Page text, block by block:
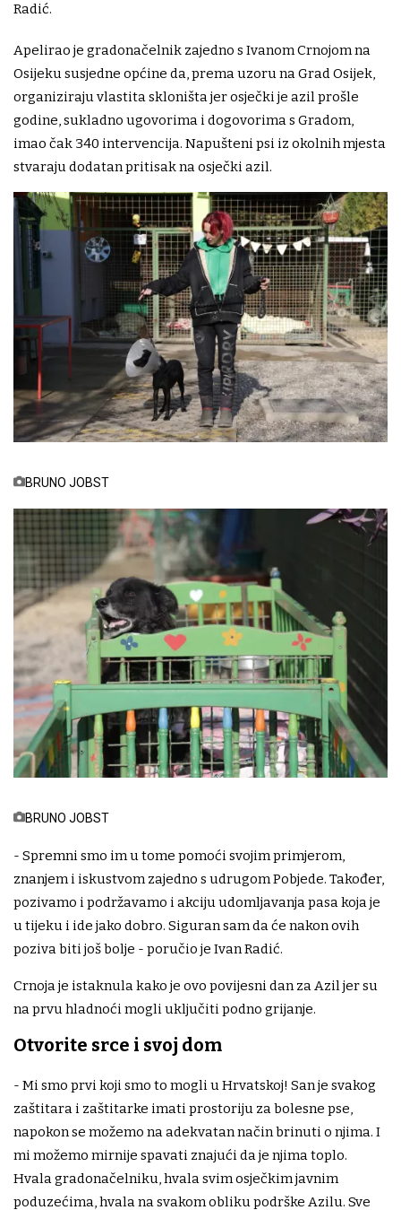
Radić.
Apelirao je gradonačelnik zajedno s Ivanom Crnojom na
Osijeku susjedne općine da, prema uzoru na Grad Osijek,
organiziraju vlastita skloništa jer osječki je azil prošle
godine, sukladno ugovorima i dogovorima s Gradom,
imao čak 340 intervencija. Napušteni psi iz okolnih mjesta
stvaraju dodatan pritisak na osječki azil.
BRUNO JOBST
BRUNO JOBST
- Spremni smo im u tome pomoći svojim primjerom,
znanjem i iskustvom zajedno s udrugom Pobjede. Također,
pozivamo i podržavamo i akciju udomljavanja pasa koja je
u tijeku i ide jako dobro. Siguran sam da će nakon ovih
poziva biti još bolje - poručio je Ivan Radić.
Crnoja je istaknula kako je ovo povijesni dan za Azil jer su
na prvu hladnoći mogli uključiti podno grijanje.
Otvorite srce i svoj dom
- Mi smo prvi koji smo to mogli u Hrvatskoj! San je svakog
zaštitara i zaštitarke imati prostoriju za bolesne pse,
napokon se možemo na adekvatan način brinuti o njima. I
mi možemo mirnije spavati znajući da je njima toplo.
Hvala gradonačelniku, hvala svim osječkim javnim
poduzećima, hvala na svakom obliku podrške Azilu. Sve